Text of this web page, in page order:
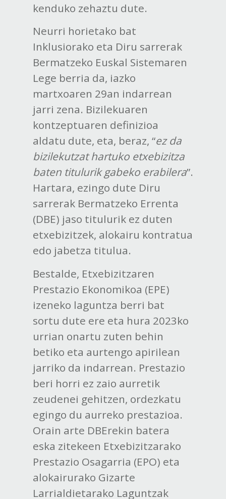
kenduko zehaztu dute.
Neurri horietako bat
Inklusiorako eta Diru sarrerak
Bermatzeko Euskal Sistemaren
Lege berria da, iazko
martxoaren 29an indarrean
jarri zena. Bizilekuaren
kontzeptuaren definizioa
aldatu dute, eta, beraz, “ez da
bizilekutzat hartuko etxebizitza
baten titulurik gabeko erabilera”.
Hartara, ezingo dute Diru
sarrerak Bermatzeko Errenta
(DBE) jaso titulurik ez duten
etxebizitzek, alokairu kontratua
edo jabetza titulua.
Bestalde, Etxebizitzaren
Prestazio Ekonomikoa (EPE)
izeneko laguntza berri bat
sortu dute ere eta hura 2023ko
urrian onartu zuten behin
betiko eta aurtengo apirilean
jarriko da indarrean. Prestazio
beri horri ez zaio aurretik
zeudenei gehitzen, ordezkatu
egingo du aurreko prestazioa.
Orain arte DBErekin batera
eska zitekeen Etxebizitzarako
Prestazio Osagarria (EPO) eta
alokairurako Gizarte
Larrialdietarako Laguntzak